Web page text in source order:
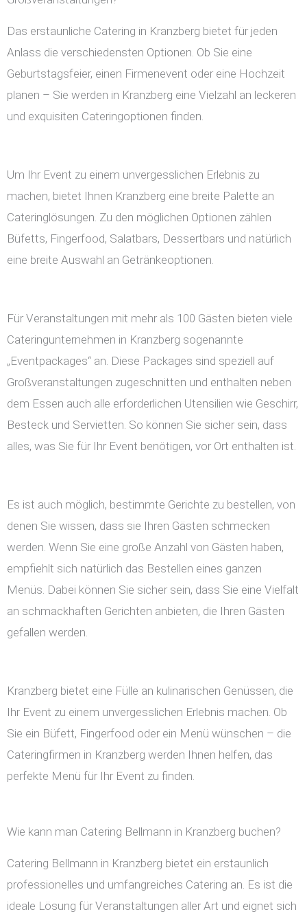
Das erstaunliche Catering in Kranzberg bietet für jeden
Anlass die verschiedensten Optionen. Ob Sie eine
Geburtstagsfeier, einen Firmenevent oder eine Hochzeit
planen – Sie werden in Kranzberg eine Vielzahl an leckeren
und exquisiten Cateringoptionen finden.
Um Ihr Event zu einem unvergesslichen Erlebnis zu
machen, bietet Ihnen Kranzberg eine breite Palette an
Cateringlösungen. Zu den möglichen Optionen zählen
Büfetts, Fingerfood, Salatbars, Dessertbars und natürlich
eine breite Auswahl an Getränkeoptionen.
Für Veranstaltungen mit mehr als 100 Gästen bieten viele
Cateringunternehmen in Kranzberg sogenannte
„Eventpackages“ an. Diese Packages sind speziell auf
Großveranstaltungen zugeschnitten und enthalten neben
dem Essen auch alle erforderlichen Utensilien wie Geschirr,
Besteck und Servietten. So können Sie sicher sein, dass
alles, was Sie für Ihr Event benötigen, vor Ort enthalten ist.
Es ist auch möglich, bestimmte Gerichte zu bestellen, von
denen Sie wissen, dass sie Ihren Gästen schmecken
werden. Wenn Sie eine große Anzahl von Gästen haben,
empfiehlt sich natürlich das Bestellen eines ganzen
Menüs. Dabei können Sie sicher sein, dass Sie eine Vielfalt
an schmackhaften Gerichten anbieten, die Ihren Gästen
gefallen werden.
Kranzberg bietet eine Fülle an kulinarischen Genüssen, die
Ihr Event zu einem unvergesslichen Erlebnis machen. Ob
Sie ein Büfett, Fingerfood oder ein Menü wünschen – die
Cateringfirmen in Kranzberg werden Ihnen helfen, das
perfekte Menü für Ihr Event zu finden.
Wie kann man Catering Bellmann in Kranzberg buchen?
Catering Bellmann in Kranzberg bietet ein erstaunlich
professionelles und umfangreiches Catering an. Es ist die
ideale Lösung für Veranstaltungen aller Art und eignet sich